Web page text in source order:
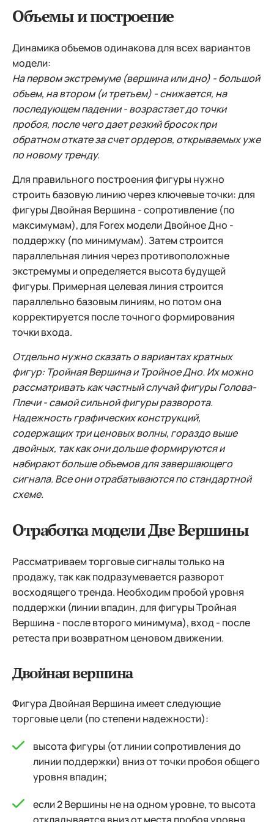
Объемы и построение
Динамика объемов одинакова для всех вариантов
модели:
На первом экстремуме (вершина или дно) - большой
объем, на втором (и третьем) - снижается, на
последующем падении - возрастает до точки
пробоя, после чего дает резкий бросок при
обратном откате за счет ордеров, открываемых уже
по новому тренду.
Для правильного построения фигуры нужно
строить базовую линию через ключевые точки: для
фигуры Двойная Вершина - сопротивление (по
максимумам), для Forex модели Двойное Дно -
поддержку (по минимумам). Затем строится
параллельная линия через противоположные
экстремумы и определяется высота будущей
фигуры. Примерная целевая линия строится
параллельно базовым линиям, но потом она
корректируется после точного формирования
точки входа.
Отдельно нужно сказать о вариантах кратных
фигур: Тройная Вершина и Тройное Дно. Их можно
рассматривать как частный случай фигуры Голова-
Плечи - самой сильной фигуры разворота.
Надежность графических конструкций,
содержащих три ценовых волны, гораздо выше
двойных, так как они дольше формируются и
набирают больше объемов для завершающего
сигнала. Все они отрабатываются по стандартной
схеме.
Отработка модели Две Вершины
Рассматриваем торговые сигналы только на
продажу, так как подразумевается разворот
восходящего тренда. Необходим пробой уровня
поддержки (линии впадин, для фигуры Тройная
Вершина - после второго минимума), вход - после
ретеста при возвратном ценовом движении.
Двойная вершина
Фигура Двойная Вершина имеет следующие
торговые цели (по степени надежности):
высота фигуры (от линии сопротивления до
линии поддержки) вниз от точки пробоя общего
уровня впадин;
если 2 Вершины не на одном уровне, то высота